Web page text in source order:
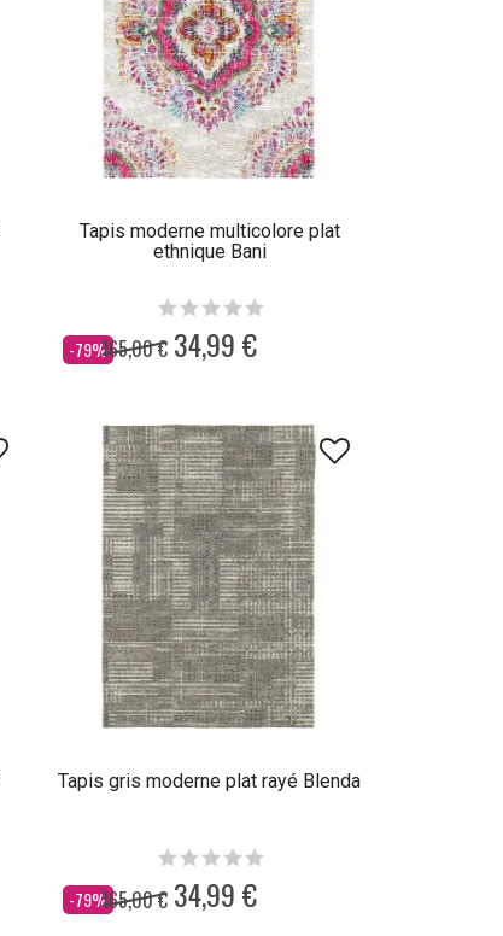
Tapis moderne multicolore plat
ethnique Bani
-79%
Dès 165,00 € 34,99 €
Tapis gris moderne plat rayé Blenda
-79%
Dès 165,00 € 34,99 €